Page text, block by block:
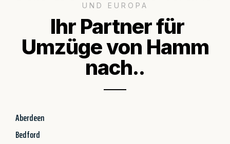
UND EUROPA
Ihr Partner für
Umzüge von Hamm
nach..
Aberdeen
Bedford